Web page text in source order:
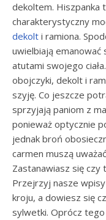
dekoltem. Hiszpanka
charakterystyczny
dekolt i ramiona.
uwielbiają emanować
atutami swojego ciała.
obojczyki, dekolt i
szyję. Co jeszcze
sprzyjają paniom z
ponieważ optycznie
jednak broń
carmen muszą
Zastanawiasz się czy
Przejrzyj nasze
kroju, a dowiesz się
sylwetki. Oprócz